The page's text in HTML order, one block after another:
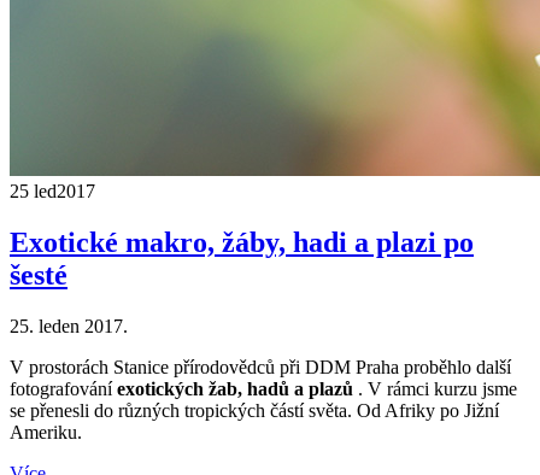
25 led2017
Exotické makro, žáby, hadi a plazi po
šesté
25. leden 2017.
V prostorách Stanice přírodovědců při DDM Praha proběhlo další
fotografováníexotických žab, hadů a plazů . V rámci kurzu jsme
se přenesli do různých tropických částí světa. Od Afriky po Jižní
Ameriku.